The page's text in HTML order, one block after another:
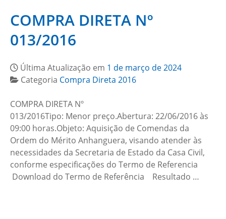
COMPRA DIRETA Nº
013/2016
Última Atualização em 1 de março de 2024
Categoria Compra Direta 2016
COMPRA DIRETA Nº
013/2016Tipo: Menor preço.Abertura: 22/06/2016 às
09:00 horas.Objeto: Aquisição de Comendas da
Ordem do Mérito Anhanguera, visando atender às
necessidades da Secretaria de Estado da Casa Civil,
conforme especificações do Termo de Referencia
Download do Termo de Referência Resultado …